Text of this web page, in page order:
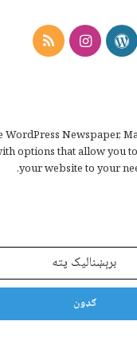
WordPress
Instagram
RSS
WordPress Newspaper,
options that allow you
your website to your